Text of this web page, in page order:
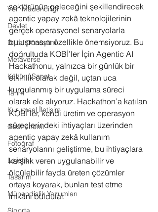
Veri Madenciliği
Devlet
Dijital Dönüşüm
Metaverse
Kültür / Sanat
Tarım
Kurumsal İletişim
Gastronomi
Fotoğraf
Lojistik
Tasarım
Mühendislik Yazılımları
sektörünün geleceğini şekillendirecek
agentic yapay zekâ teknolojilerinin
gerçek operasyonel senaryolarla
buluşmasını özellikle önemsiyoruz. Bu
doğrultuda KOBİ’ler İçin Agentic AI
Hackathonu, yalnızca bir günlük bir
etkinlik olarak değil, uçtan uca
kurgulanmış bir uygulama süreci
olarak ele alıyoruz. Hackathon’a katılan
KOBİ’ler, kendi üretim ve operasyon
süreçlerindeki ihtiyaçları üzerinden
agentic yapay zekâ kullanım
senaryolarını geliştirme, bu ihtiyaçlara
karşılık veren uygulanabilir ve
ölçülebilir fayda üreten çözümler
ortaya koyarak, bunları test etme
imkânı buldular.